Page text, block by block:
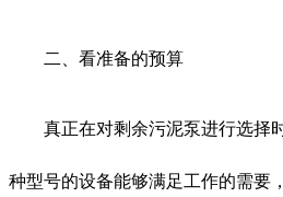
二、看准备的预算
真正在对剩余污泥泵进行选择
种型号的设备能够满足工作的需要